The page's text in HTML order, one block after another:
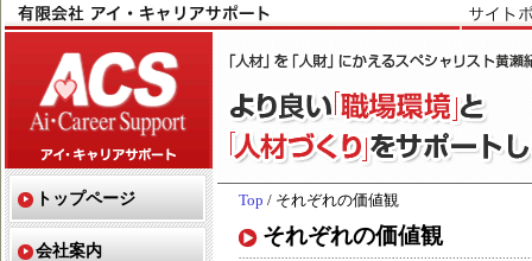
Top / それぞれの価値観
それぞれの価値観
トップページ
会社案内